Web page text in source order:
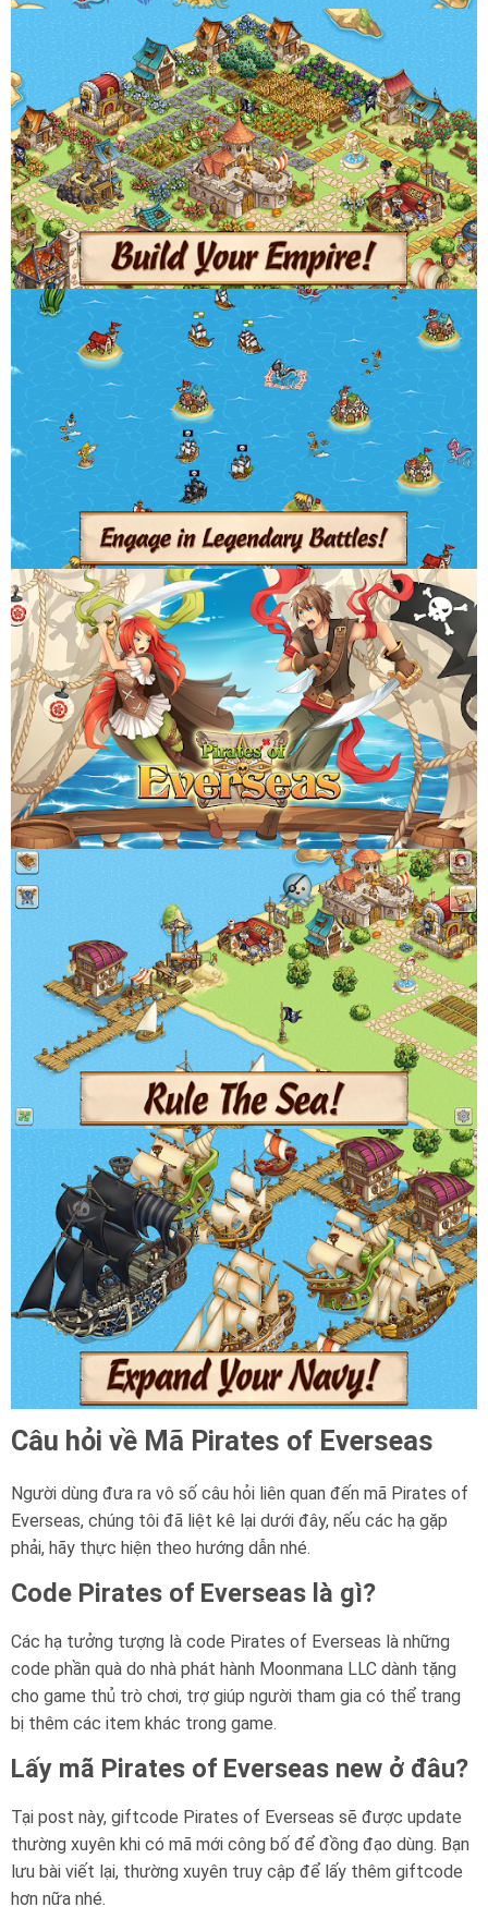
Câu hỏi về Mã Pirates of Everseas
Người dùng đưa ra vô số câu hỏi liên quan đến mã Pirates of
Everseas, chúng tôi đã liệt kê lại dưới đây, nếu các hạ gặp
phải, hãy thực hiện theo hướng dẫn nhé.
Code Pirates of Everseas là gì?
Các hạ tưởng tượng là code Pirates of Everseas là những
code phần quà do nhà phát hành Moonmana LLC dành tặng
cho game thủ trò chơi, trợ giúp người tham gia có thể trang
bị thêm các item khác trong game.
Lấy mã Pirates of Everseas new ở đâu?
Tại post này, giftcode Pirates of Everseas sẽ được update
thường xuyên khi có mã mới công bố để đồng đạo dùng. Bạn
lưu bài viết lại, thường xuyên truy cập để lấy thêm giftcode
hơn nữa nhé.